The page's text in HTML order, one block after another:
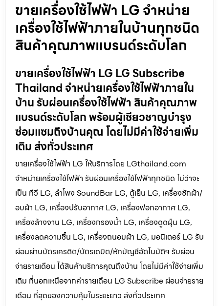
ขายเครื่องใช้ไฟฟ้า LG จำหน่าย
เครื่องใช้ไฟฟ้าภายในบ้านทุกชนิด
สินค้าคุณภาพแบรนด์ระดับโลก
ขายเครื่องใช้ไฟฟ้า LG LG Subscribe
Thailand จำหน่ายเครื่องใช้ไฟฟ้าภายใน
บ้าน รับผ่อนเครื่องใช้ไฟฟ้า สินค้าคุณภาพ
แบรนด์ระดับโลก พร้อมผู้เชียวชาญบำรุง
ซ่อมแซมถึงบ้านคุณ โดยไม่มีค่าใช้จ่ายเพิ่ม
เติม ส่งทั่วประเทศ
ขายเครื่องใช้ไฟฟ้า LG ให้บริการโดย LGthailand.com
จำหน่ายเครื่องใช้ไฟฟ้า รับผ่อนเครื่องใช้ไฟฟ้าทุกชนิด ไม่ว่าจะ
เป็น ทีวี LG, ลำโพง SoundBar LG, ตู้เย็น LG, เครื่องซักผ้า/
อบผ้า LG, เครื่องปรับอากาศ LG, เครื่องฟอกอากาศ LG,
เครื่องล้างจาน LG, เครื่องกรองน้ำ LG, เครื่องดูดฝุ่น LG,
เครื่องลดความชื้น LG, เครื่องถนอมผ้า LG, มอนิเตอร์ LG รับ
ผ่อนผ่านบัตรเครดิต/บัตรเดบิต/หักบัญชีอัตโนมัติฯ รับผ่อน
จ่ายรายเดือน ได้สินค้าบริการคุณถึงบ้าน โดยไม่มีค่าใช้จ่ายเพิ่ม
เติม ที่นอกเหนือจากค่ารายเดือน LG Subscribe ผ่อนจ่ายราย
เดือน ที่สุดของความคุ้มในระยะยาว ส่งทั่วประเทศ